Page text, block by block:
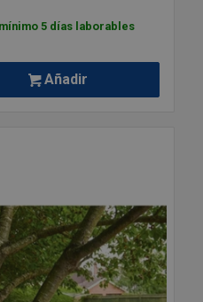
5 días laborables
Añadir